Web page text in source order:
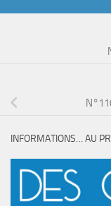
INFORMATIONS… AU